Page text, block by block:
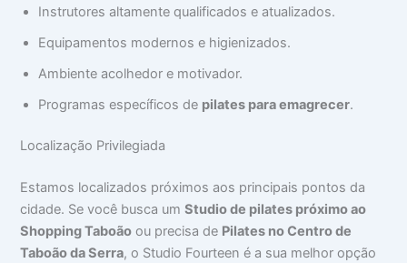
Instrutores altamente qualificados e atualizados.
Equipamentos modernos e higienizados.
Ambiente acolhedor e motivador.
Programas específicos de pilates para emagrecer.
Localização Privilegiada
Estamos localizados próximos aos principais pontos da
cidade. Se você busca umStudio de pilates próximo ao
Shopping Taboão ou precisa de Pilates no Centro de
Taboão da Serra, o Studio Fourteen é a sua melhor opção